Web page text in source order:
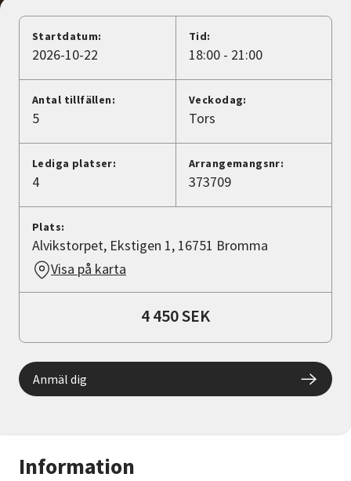
Nyheter
Avdelningar
Lyssna
Information
Startdatum:
2026-10-22
Tid:
18:00 - 21:00
Antal tillfällen:
5
Veckodag:
Tors
Lediga platser:
4
Arrangemangsnr:
373709
Plats:
Alvikstorpet, Ekstigen 1, 16751 Bromma
Visa på karta
4 450 SEK
Anmäl dig